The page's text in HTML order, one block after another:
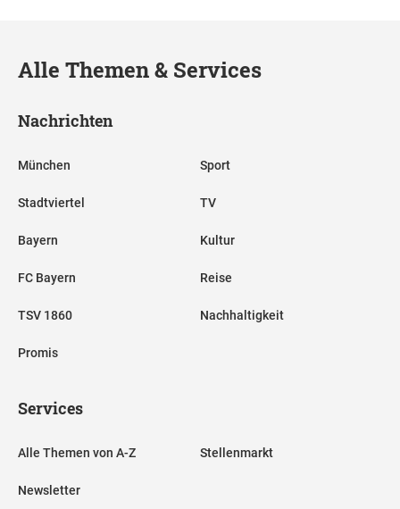
Alle Themen & Services
Nachrichten
München
Stadtviertel
Bayern
FC Bayern
TSV 1860
Promis
Sport
TV
Kultur
Reise
Nachhaltigkeit
Services
Alle Themen von A-Z
Newsletter
Stellenmarkt